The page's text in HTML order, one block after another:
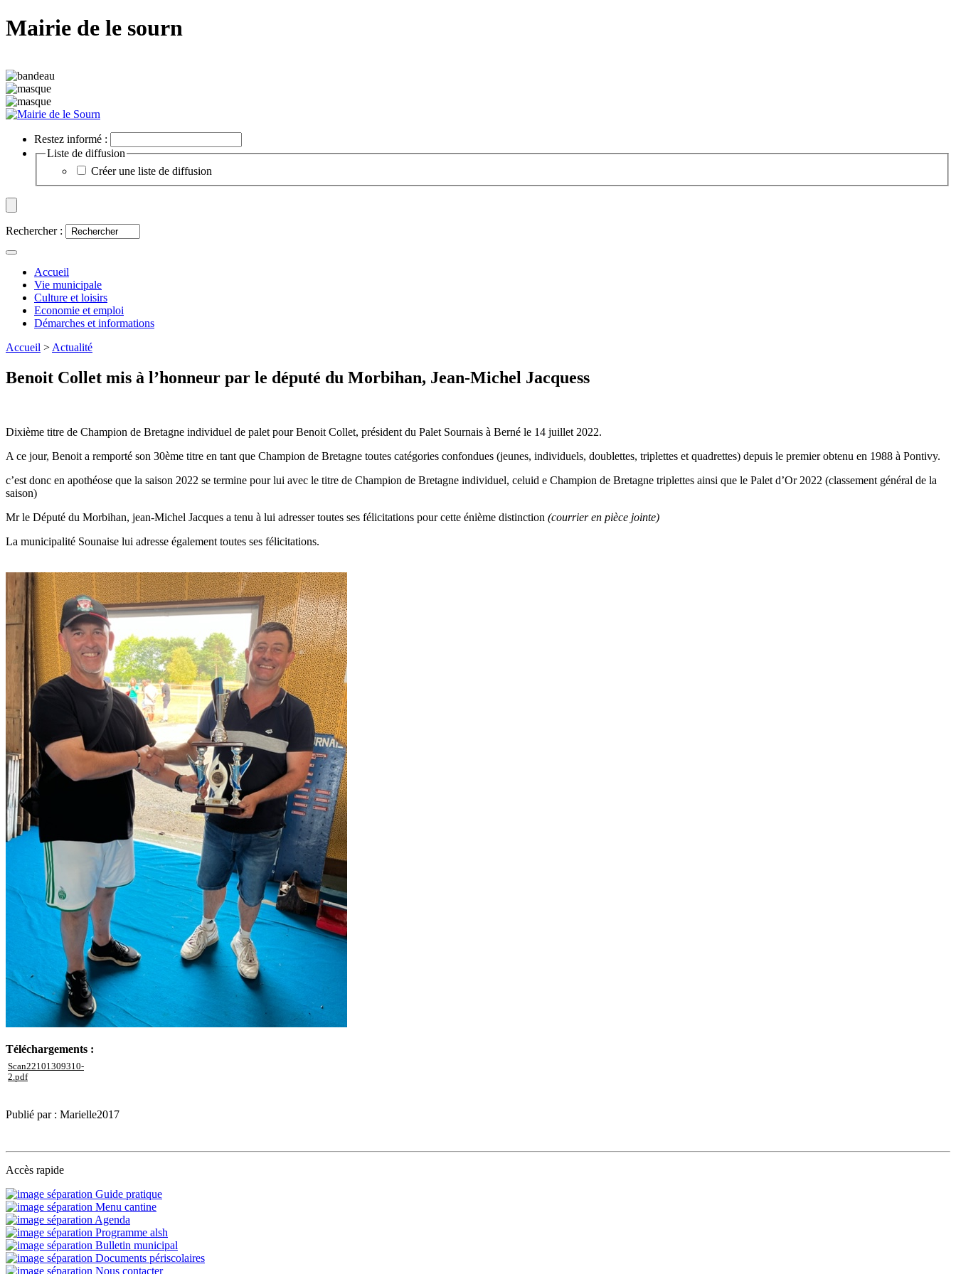
Mairie de le sourn
Restez informé :
Liste de diffusion
Créer une liste de diffusion
Rechercher :
Accueil
Vie municipale
Culture et loisirs
Economie et emploi
Démarches et informations
Accueil >Actualité
Benoit Collet mis à l’honneur par le député du Morbihan, Jean-Michel Jacquess
Dixième titre de Champion de Bretagne individuel de palet pour Benoit Collet, président du Palet Sournais à Berné le 14 juillet 2022.
A ce jour, Benoit a remporté son 30ème titre en tant que Champion de Bretagne toutes catégories confondues (jeunes, individuels, doublettes, triplettes et quadrettes) depuis le premier obtenu en 1988 à Pontivy.
c’est donc en apothéose que la saison 2022 se termine pour lui avec le titre de Champion de Bretagne individuel, celuid e Champion de Bretagne triplettes ainsi que le Palet d’Or 2022 (classement général de la
saison)
Mr le Député du Morbihan, jean-Michel Jacques a tenu à lui adresser toutes ses félicitations pour cette énième distinction (courrier en pièce jointe)
La municipalité Sounaise lui adresse également toutes ses félicitations.
Téléchargements :
Scan22101309310-
2.pdf
Publié par : Marielle2017
Accès rapide
Guide pratique
Menu cantine
Agenda
Programme alsh
Bulletin municipal
Documents périscolaires
Nous contacter